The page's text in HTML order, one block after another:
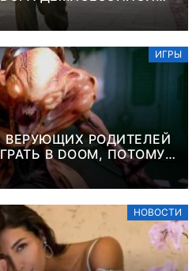
ЖЕНСКОГО ПЛАЩА
ИГРЫ
ВЕРУЮЩИХ РОДИТЕЛЕЙ
В DOOM, ПОТОМУ
ИГРА ПРО
НОВОСТИ